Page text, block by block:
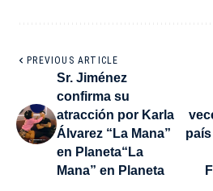
PREVIOUS ARTICLE
Sr. Jiménez
confirma su
atracción por Karla
Álvarez “La Mana”
en Planeta“La
Mana” en Planeta